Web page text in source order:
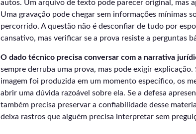
autos. Um arquivo de texto pode parecer original, mas
Uma gravação pode chegar sem informações mínimas
percorrido. A questão não é desconfiar de tudo por
cansativo, mas verificar se a prova resiste a perguntas
O dado técnico precisa conversar com a narrativa
sempre derruba uma prova, mas pode exigir
imagem foi produzida em um momento específico, os
abrir uma dúvida razoável sobre ela. Se a defesa
também precisa preservar a confiabilidade desse
deixa rastros que alguém precisa interpretar sem